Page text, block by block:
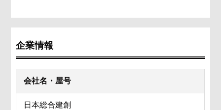
企業情報
会社名・屋号
日本総合建創